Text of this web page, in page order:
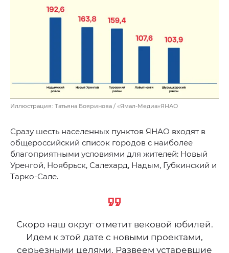
Иллюстрация: Татьяна Бояринова / «Ямал-Медиа»ЯНАО
Сразу шесть населенных пунктов ЯНАО входят в
общероссийский список городов с наиболее
благоприятными условиями для жителей: Новый
Уренгой, Ноябрьск, Салехард, Надым, Губкинский и
Тарко-Сале.
Скоро наш округ отметит вековой юбилей.
Идем к этой дате с новыми проектами,
серьезными целями. Развеем устаревшие